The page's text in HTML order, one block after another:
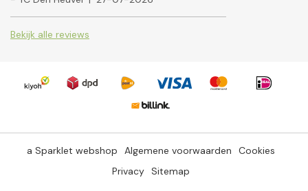
Bekijk alle reviews
a Sparklet webshop Algemene voorwaarden
Cookies
Privacy Sitemap